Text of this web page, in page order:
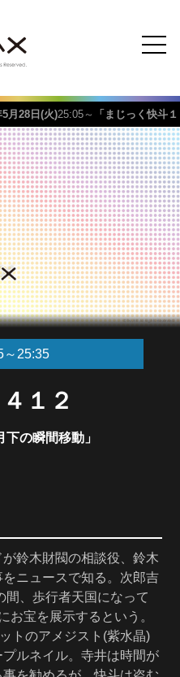
5月28日(火)25:05～ 「まじっく快斗
～25:35
１２
の瞬間移動」
鈴木財閥の相談役、鈴木
ニュースで知る。次郎吉
間、歩行者天国になって
お宝を展示するという。
トのアメジスト(紫水晶)
ルネイル。寺井は時間が